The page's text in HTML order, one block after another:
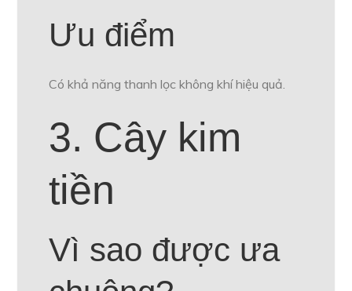
Ưu điểm
Có khả năng thanh lọc không khí hiệu quả.
3. Cây kim
tiền
Vì sao được ưa